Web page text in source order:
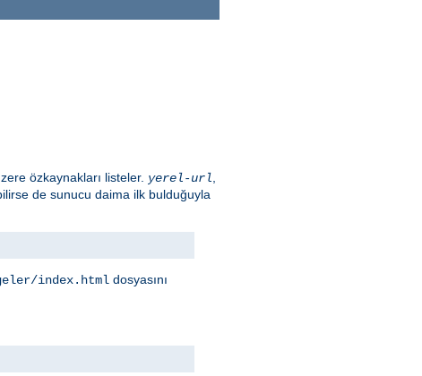
özkaynakları listeler. yerel-url,
de sunucu daima ilk bulduğuyla
index.html dosyasını